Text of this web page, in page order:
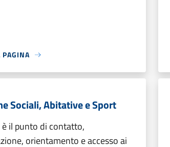
PAGINA
Sociali, Abitative e Sport
è il punto di contatto,
orientamento e accesso ai